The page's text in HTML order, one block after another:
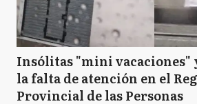
Insólitas "mini vacaciones"
la falta de atención en el
Provincial de las Personas